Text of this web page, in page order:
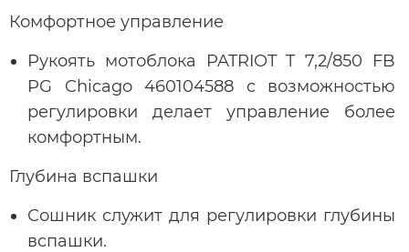
Комфортное управление
Рукоять мотоблока PATRIOT T 7,2/850 FB
PG Chicago 460104588 с возможностью
регулировки делает управление более
комфортным.
Глубина вспашки
Сошник служит для регулировки глубины
вспашки.